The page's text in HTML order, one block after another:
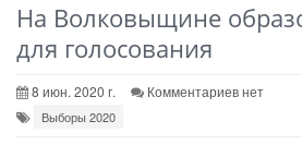
На Волковыщине
для голосования
8 июн. 2020 г. Комментариев нет
Выборы 2020